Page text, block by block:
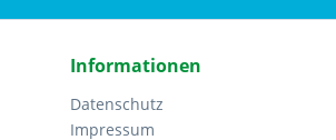
Informationen
Datenschutz
Impressum